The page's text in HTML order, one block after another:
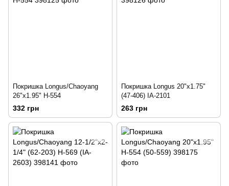
Покришка Longus/Chaoyang
26"x1.95" Н-554
332 грн
Покришка Longus 20"x1.75"
(47-406) IA-2101
263 грн